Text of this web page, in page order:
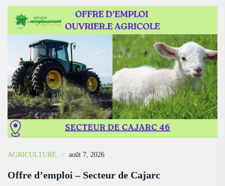
AGRICULTURE août 7, 2026
Offre d’emploi – Secteur de Cajarc